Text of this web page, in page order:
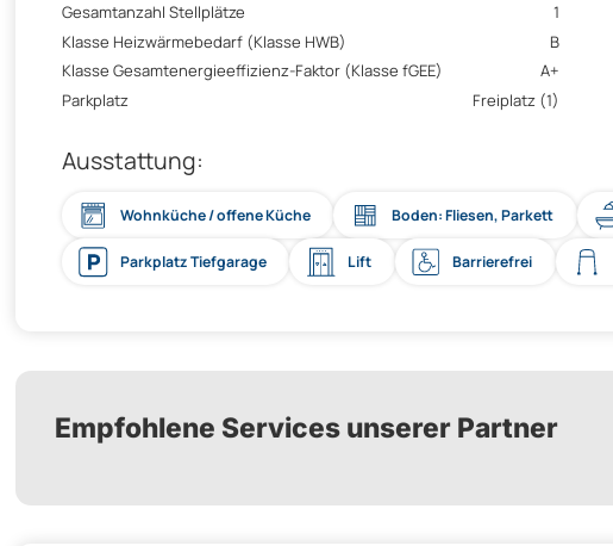
Gesamtanzahl Stellplätze 1
Klasse Heizwärmebedarf (Klasse HWB)
B
Klasse Gesamtenergieeffizienz-Faktor (Klasse fGEE)
A+
Parkplatz
Freiplatz (1)
Ausstattung:
Wohnküche / offene Küche Boden: Fliesen, Parkett
Parkplatz Tiefgarage Lift Barrierefrei
Empfohlene Services unserer Partner